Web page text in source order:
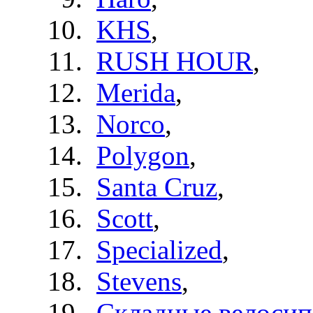
KHS,
RUSH HOUR,
Merida,
Norco,
Polygon,
Santa Cruz,
Scott,
Specialized,
Stevens,